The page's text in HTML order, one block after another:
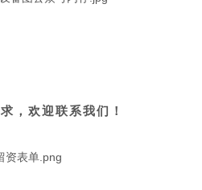
，欢迎联系我们！